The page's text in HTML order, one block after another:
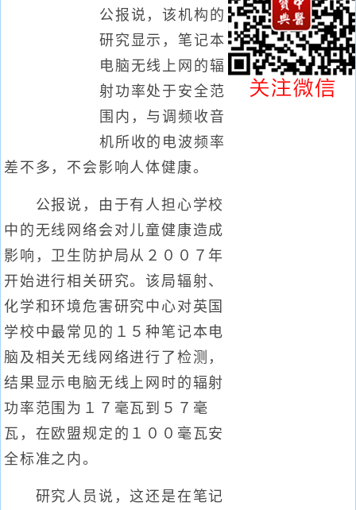
公报说，该机构的
研究显示，笔记本
电脑无线上网的辐
射功率处于安全范
围内，与调频收音
机所收的电波频率
差不多，不会影响人体健康。
公报说，由于有人担心学校
中的无线网络会对儿童健康造成
影响，卫生防护局从２００７年
开始进行相关研究。该局辐射、
化学和环境危害研究中心对英国
学校中最常见的１５种笔记本电
脑及相关无线网络进行了检测，
结果显示电脑无线上网时的辐射
功率范围为１７毫瓦到５７毫
瓦，在欧盟规定的１００毫瓦安
全标准之内。
研究人员说，这还是在笔记